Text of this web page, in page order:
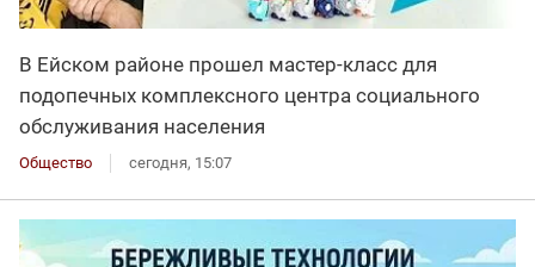
В Ейском районе прошел мастер-класс для
подопечных комплексного центра социального
обслуживания населения
Общество сегодня, 15:07